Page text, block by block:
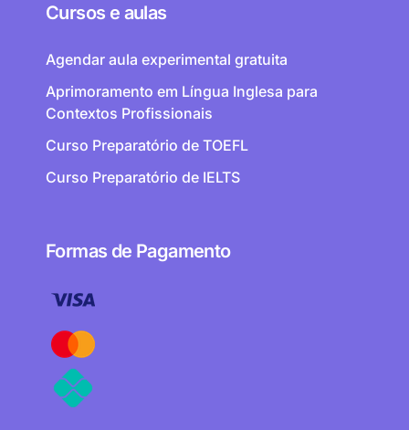
Cursos e aulas
Agendar aula experimental gratuita
Aprimoramento em Língua Inglesa para
Contextos Profissionais
Curso Preparatório de TOEFL
Curso Preparatório de IELTS
Formas de Pagamento